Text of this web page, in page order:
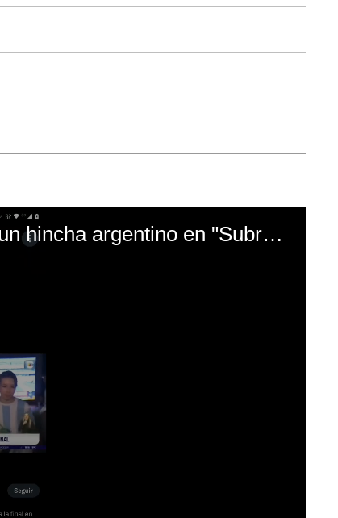
El mal momento de Yanina Gasañol con un hincha argentino en "Subrayado"